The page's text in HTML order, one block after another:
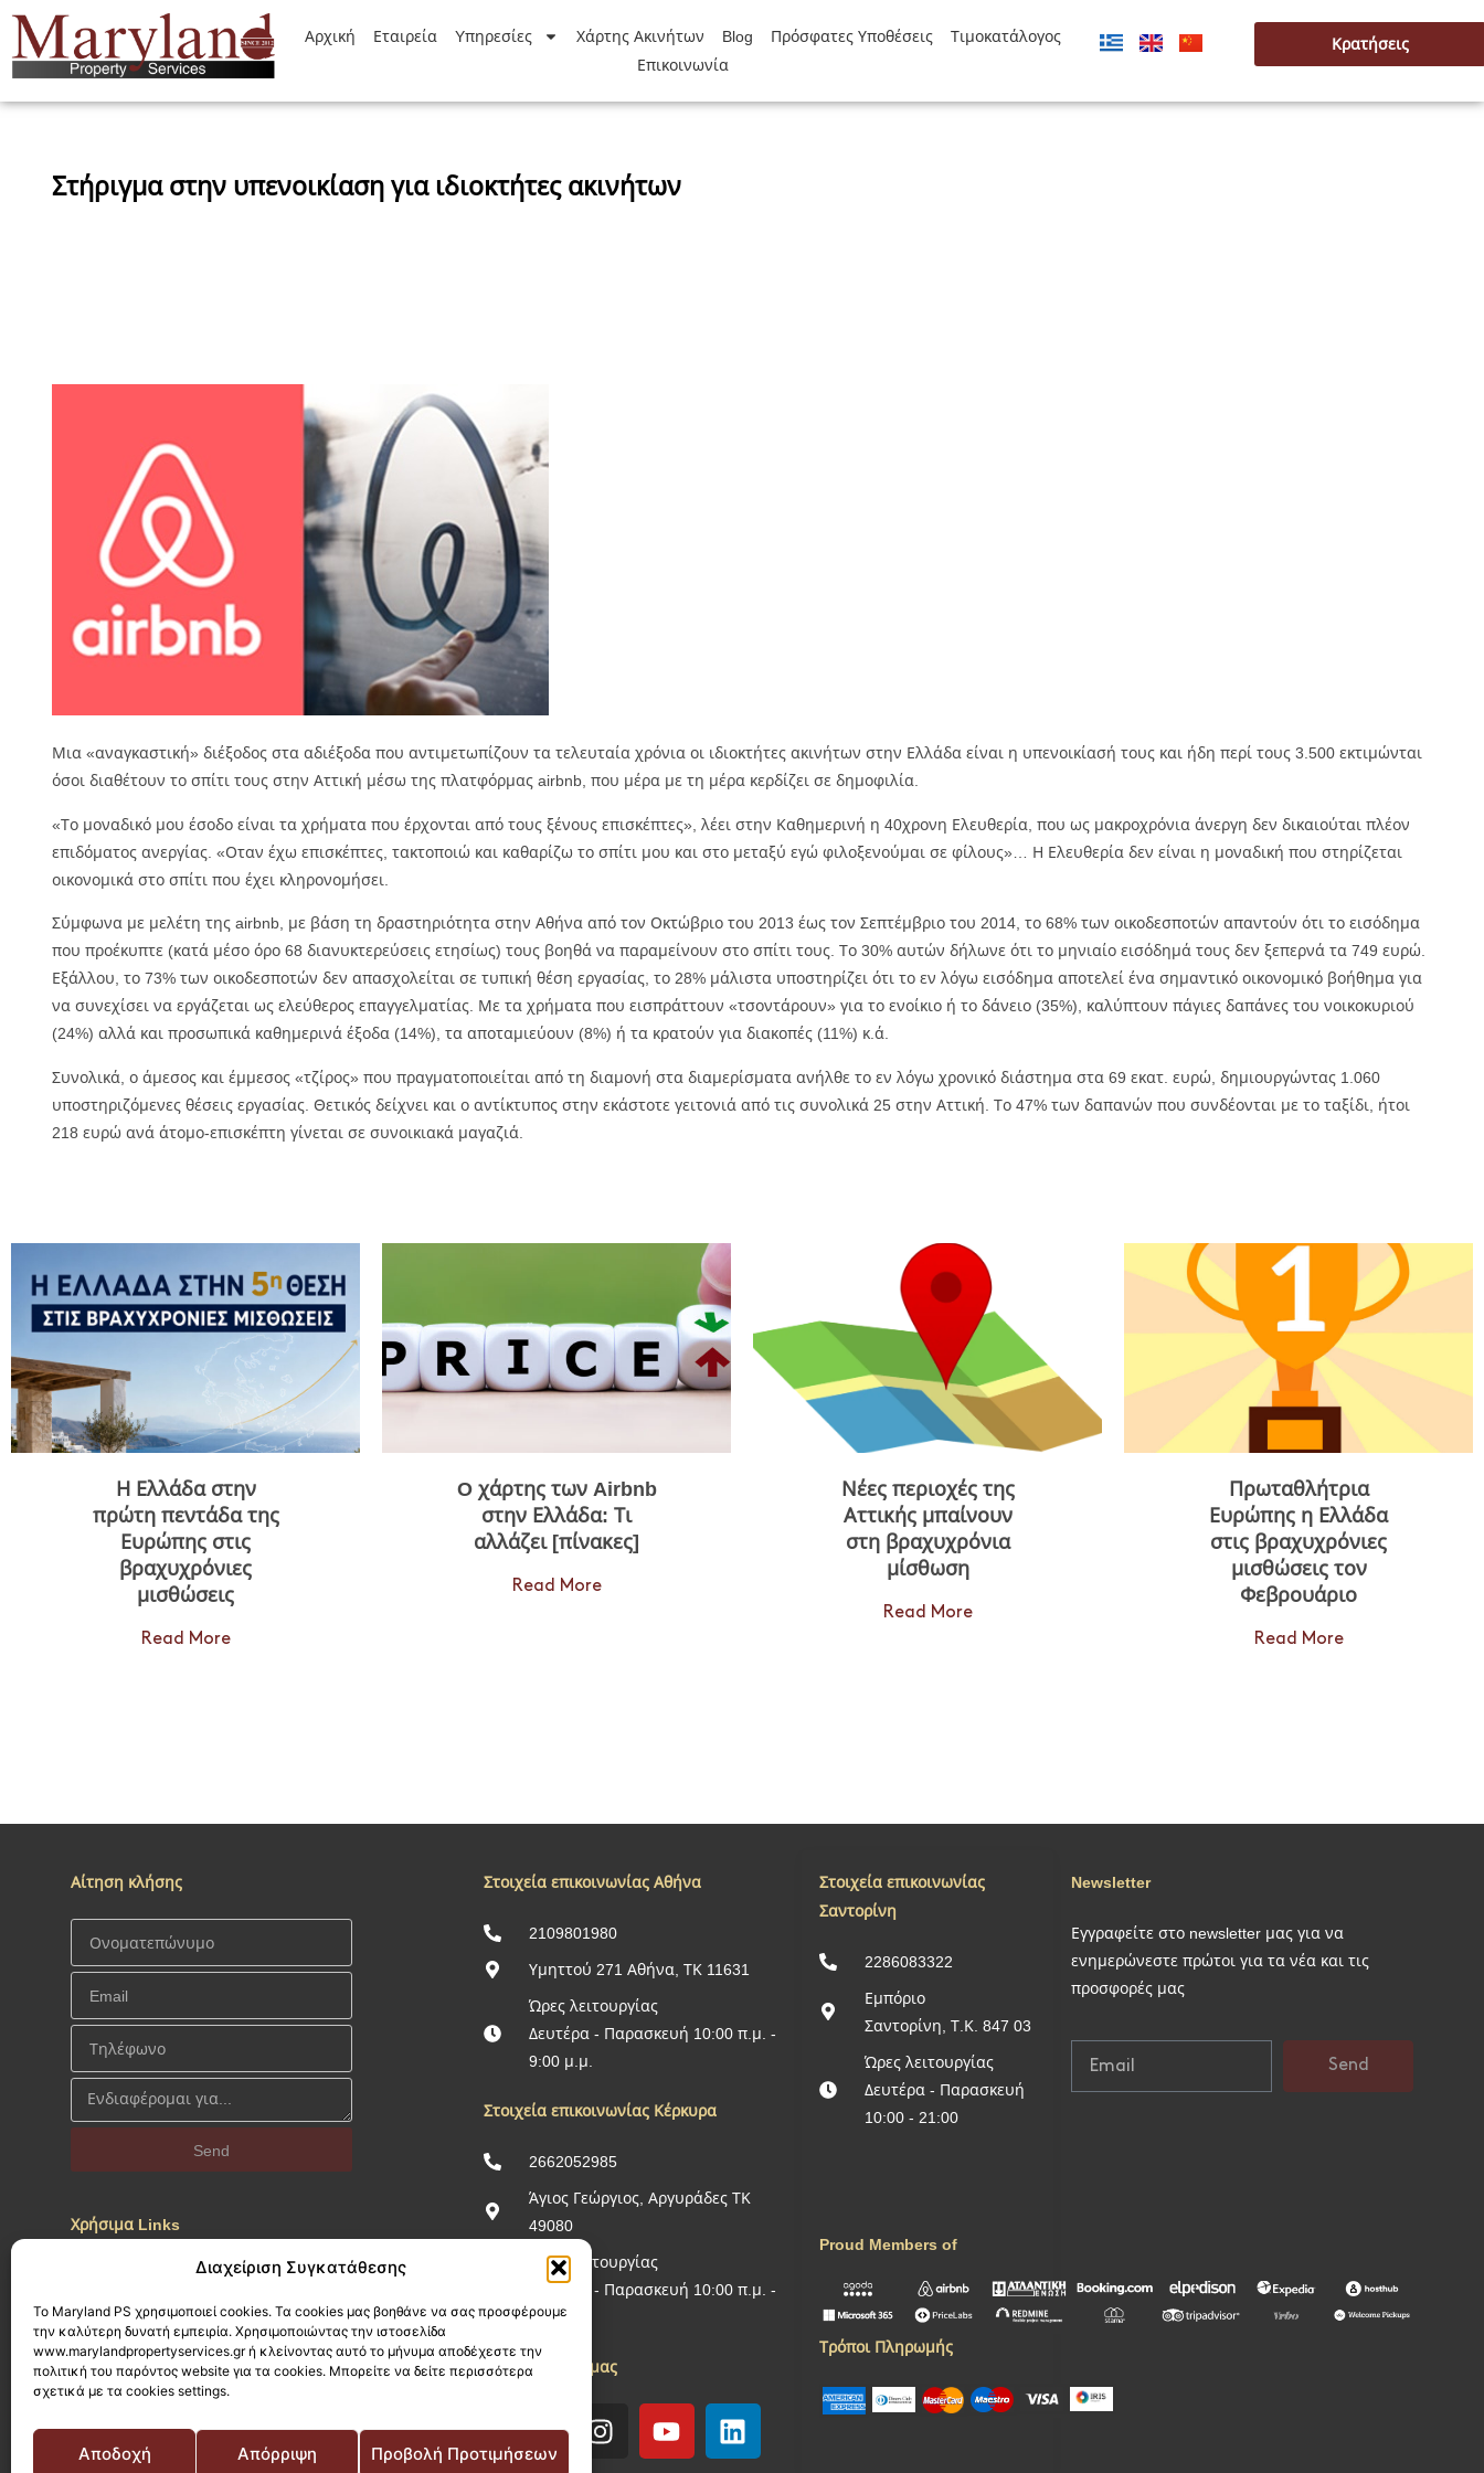
Διαχείριση Συγκατάθεσης
Το Maryland PS χρησιμοποιεί cookies. Τα cookies μας βοηθάνε να σας προσφέρουμε
την καλύτερη δυνατή εμπειρία. Χρησιμοποιώντας την ιστοσελίδα
www.marylandpropertyservices.gr ή κλείνοντας αυτό το μήνυμα αποδέχεστε την
πολιτική του παρόντος website για τα cookies. Μπορείτε να δείτε περισσότερα
σχετικά με τα cookies settings.
Αποδοχή Απόρριψη Προβολή Προτιμήσεων
Αρχική Εταιρεία Yπηρεσίες Χάρτης Ακινήτων Blog Πρόσφατες Υποθέσεις
Τιμοκατάλογος
Επικοινωνία
Κρατήσεις
Στήριγμα στην υπενοικίαση για ιδιοκτήτες ακινήτων
Μια «αναγκαστική» διέξοδος στα αδιέξοδα που αντιμετωπίζουν τα τελευταία χρόνια οι ιδιοκτήτες ακινήτων στην Ελλάδα είναι η υπενοικίασή τους και ήδη περί τους 3.500 εκτιμώνται
όσοι διαθέτουν το σπίτι τους στην Αττική μέσω της πλατφόρμας airbnb, που μέρα με τη μέρα κερδίζει σε δημοφιλία.
«Το μοναδικό μου έσοδο είναι τα χρήματα που έρχονται από τους ξένους επισκέπτες», λέει στην Καθημερινή η 40χρονη Ελευθερία, που ως μακροχρόνια άνεργη δεν δικαιούται πλέον
επιδόματος ανεργίας. «Οταν έχω επισκέπτες, τακτοποιώ και καθαρίζω το σπίτι μου και στο μεταξύ εγώ φιλοξενούμαι σε φίλους»… Η Ελευθερία δεν είναι η μοναδική που στηρίζεται
οικονομικά στο σπίτι που έχει κληρονομήσει.
Σύμφωνα με μελέτη της airbnb, με βάση τη δραστηριότητα στην Αθήνα από τον Οκτώβριο του 2013 έως τον Σεπτέμβριο του 2014, το 68% των οικοδεσποτών απαντούν ότι το εισόδημα
που προέκυπτε (κατά μέσο όρο 68 διανυκτερεύσεις ετησίως) τους βοηθά να παραμείνουν στο σπίτι τους. Το 30% αυτών δήλωνε ότι το μηνιαίο εισόδημά τους δεν ξεπερνά τα 749 ευρώ.
Εξάλλου, το 73% των οικοδεσποτών δεν απασχολείται σε τυπική θέση εργασίας, το 28% μάλιστα υποστηρίζει ότι το εν λόγω εισόδημα αποτελεί ένα σημαντικό οικονομικό βοήθημα για
να συνεχίσει να εργάζεται ως ελεύθερος επαγγελματίας. Με τα χρήματα που εισπράττουν «τσοντάρουν» για το ενοίκιο ή το δάνειο (35%), καλύπτουν πάγιες δαπάνες του νοικοκυριού
(24%) αλλά και προσωπικά καθημερινά έξοδα (14%), τα αποταμιεύουν (8%) ή τα κρατούν για διακοπές (11%) κ.ά.
Συνολικά, ο άμεσος και έμμεσος «τζίρος» που πραγματοποιείται από τη διαμονή στα διαμερίσματα ανήλθε το εν λόγω χρονικό διάστημα στα 69 εκατ. ευρώ, δημιουργώντας 1.060
υποστηριζόμενες θέσεις εργασίας. Θετικός δείχνει και ο αντίκτυπος στην εκάστοτε γειτονιά από τις συνολικά 25 στην Αττική. Το 47% των δαπανών που συνδέονται με το ταξίδι, ήτοι
218 ευρώ ανά άτομο-επισκέπτη γίνεται σε συνοικιακά μαγαζιά.
Η Ελλάδα στην
πρώτη πεντάδα της
Ευρώπης στις
βραχυχρόνιες
μισθώσεις
Read More
O χάρτης των Airbnb
στην Ελλάδα: Τι
αλλάζει [πίνακες]
Read More
Νέες περιοχές της
Αττικής μπαίνουν
στη βραχυχρόνια
μίσθωση
Read More
Πρωταθλήτρια
Ευρώπης η Ελλάδα
στις βραχυχρόνιες
μισθώσεις τον
Φεβρουάριο
Read More
Αίτηση κλήσης
Send
Χρήσιμα Links
Προσωπικά Δεδομένα
Πολιτική Απορρήτου
Πολιτική Cookies
Στοιχεία επικοινωνίας Αθήνα
2109801980
Υμηττού 271 Αθήνα, ΤΚ 11631
Ώρες λειτουργίας
Δευτέρα - Παρασκευή 10:00 π.μ. -
9:00 μ.μ.
Στοιχεία επικοινωνίας Κέρκυρα
2662052985
Άγιος Γεώργιος, Αργυράδες ΤΚ
49080
Ώρες λειτουργίας
Δευτέρα - Παρασκευή 10:00 π.μ. -
9:00 μ.μ.
Ακολουθείστε μας
Στοιχεία επικοινωνίας
Σαντορίνη
2286083322
Εμπόριο
Σαντορίνη, Τ.Κ. 847 03
Ώρες λειτουργίας
Δευτέρα - Παρασκευή
10:00 - 21:00
Proud Members of
Τρόποι Πληρωμής
Newsletter
Εγγραφείτε στο newsletter μας για να
ενημερώνεστε πρώτοι για τα νέα και τις
προσφορές μας
Send